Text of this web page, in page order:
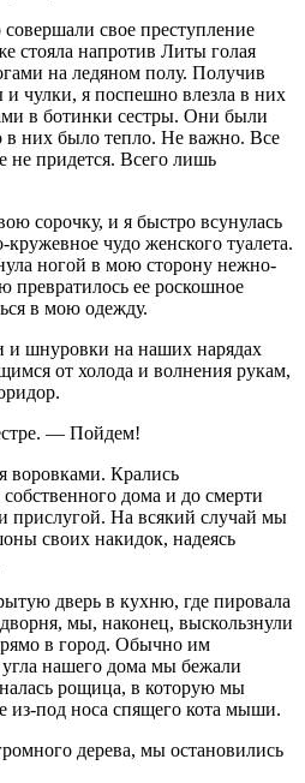
свое преступление
стояла напротив Литы голая
на ледяном полу. Получив
и чулки, я поспешно влезла в них
в ботинки сестры. Они были
в них было тепло. Не важно. Все
не придется. Всего лишь
сорочку, и я быстро всунулась
чудо женского туалета.
ногой в мою сторону нежно-
превратилось ее роскошное
в мою одежду.
и шнуровки на наших нарядах
от холода и волнения рукам,
— Пойдем!
воровками. Крались
дома и до смерти
прислугой. На всякий случай мы
своих накидок, надеясь
дверь в кухню, где пировала
мы, наконец, выскользнули
в город. Обычно им
нашего дома мы бежали
рощица, в которую мы
из-под носа спящего кота мыши.
дерева, мы остановились